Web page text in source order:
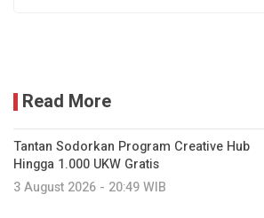
Read More
Tantan Sodorkan Program Creative Hub
Hingga 1.000 UKW Gratis
3 August 2026 - 20:49 WIB